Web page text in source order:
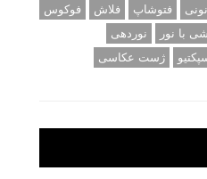
فتوشاپ فلاش
فوکوس
با نور
نوردهی
ژست عکاسی